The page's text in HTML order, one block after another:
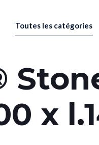
Toutes les catégories
x